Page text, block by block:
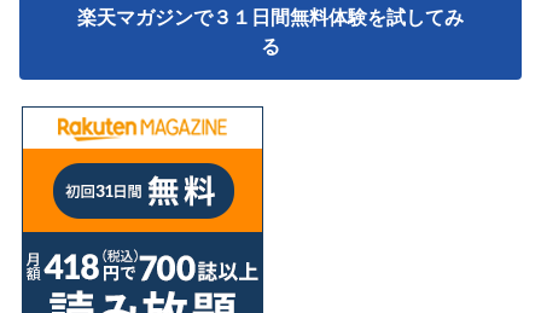
楽天マガジンで３１日間無料体験を試してみ
る